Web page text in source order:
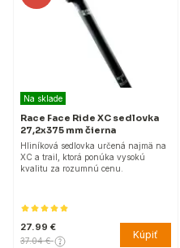
Na sklade
Race Face Ride XC sedlovka
27,2x375 mm čierna
Hliníková sedlovka určená najmä na
XC a trail, ktorá ponúka vysokú
kvalitu za rozumnú cenu.
27.99 €
37.04 € Kúpiť